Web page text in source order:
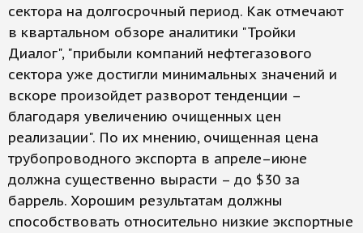
сектора на долгосрочный период. Как отмечают
в квартальном обзоре аналитики "Тройки
Диалог", "прибыли компаний нефтегазового
сектора уже достигли минимальных значений и
вскоре произойдет разворот тенденции –
благодаря увеличению очищенных цен
реализации". По их мнению, очищенная цена
трубопроводного экспорта в апреле–июне
должна существенно вырасти – до $30 за
баррель. Хорошим результатам должны
способствовать относительно низкие экспортные